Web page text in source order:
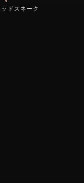
ドスネーク